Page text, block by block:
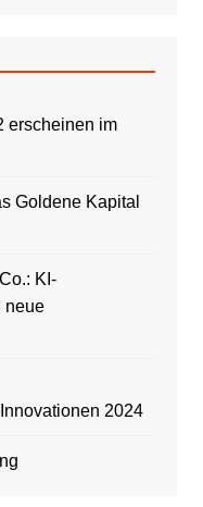
erscheinen im
Goldene Kapital
KI-
neue
2024